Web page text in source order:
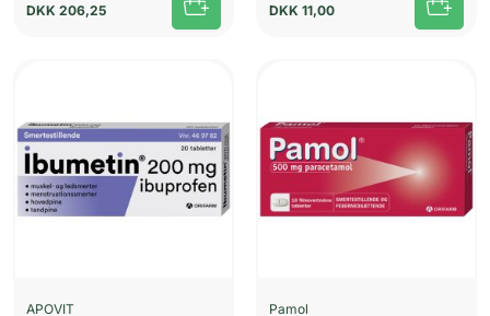
DKK 206,25 DKK 11,00
APOVIT Pamol